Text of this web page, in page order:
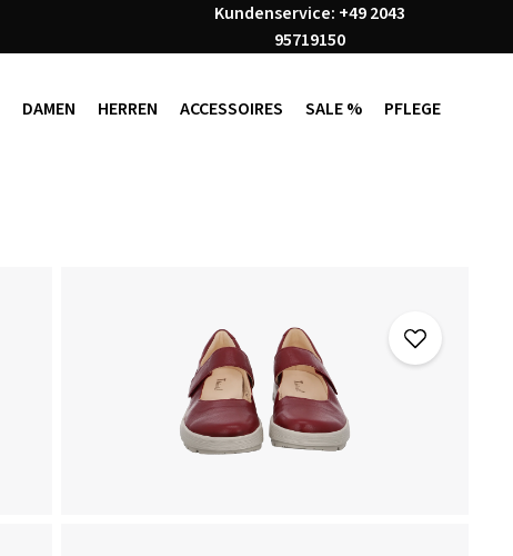
Kundenservice: +49 2043
95719150
DAMEN HERREN ACCESSOIRES SALE % PFLEGE